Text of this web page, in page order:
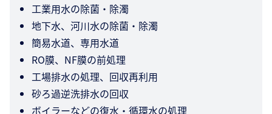
工業用水の除菌・除濁
地下水、河川水の除菌・除濁
簡易水道、専用水道
RO膜、NF膜の前処理
工場排水の処理、回収再利用
砂ろ過逆洗排水の回収
ボイラーなどの復水・循環水の処理